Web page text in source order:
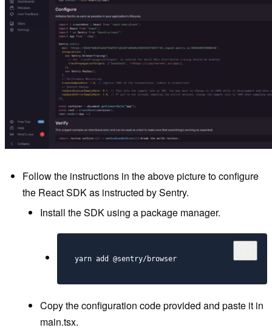
Follow the instructions in the above picture to configure
the React SDK as instructed by Sentry.
Install the SDK using a package manager.
yarn add @sentry/browser
Copy the configuration code provided and paste it in
main.tsx.